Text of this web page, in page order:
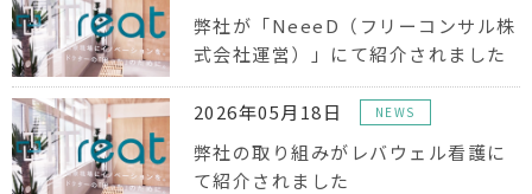
弊社が「NeeeD（フリーコンサル株
式会社運営）」にて紹介されました
2026年05月18日 NEWS
弊社の取り組みがレバウェル看護に
て紹介されました